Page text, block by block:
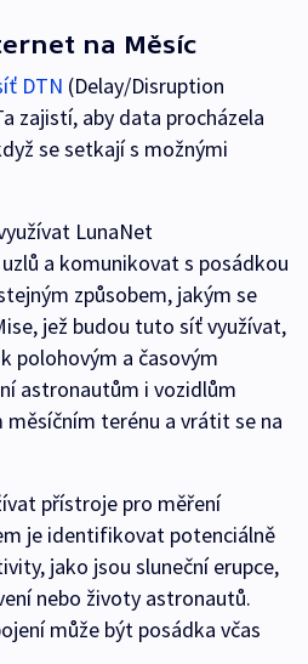
na Měsíc
DTN (Delay/Disruption
zajistí, aby data procházela
se setkají s možnými
LunaNet
a komunikovat s posádkou
způsobem, jakým se
jež budou tuto síť využívat,
polohovým a časovým
astronautům i vozidlům
terénu a vrátit se na
přístroje pro měření
je identifikovat potenciálně
jako jsou sluneční erupce,
nebo životy astronautů.
může být posádka včas